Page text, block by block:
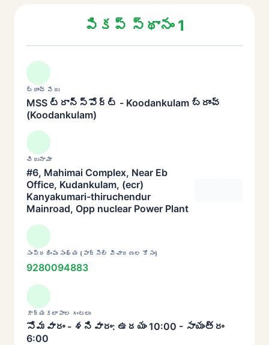
పికప్ స్థానం 1
బ్రాంచ్ పేరు
MSS ట్రాన్స్‌పోర్ట్ - Koodankulam బ్రాంచ్
(Koodankulam)
చిరునామా
#6, Mahimai Complex, Near Eb
Office, Kudankulam, (ecr)
Kanyakumari-thiruchendur
Mainroad, Opp nuclear Power Plant
సంప్రదింపు సంఖ్య (పార్సెల్ విచారణల కోసం)
9280094883
కార్యకలాపాల గంటలు
సోమవారం - శనివారం: ఉదయం 10:00 - సాయంత్రం
6:00